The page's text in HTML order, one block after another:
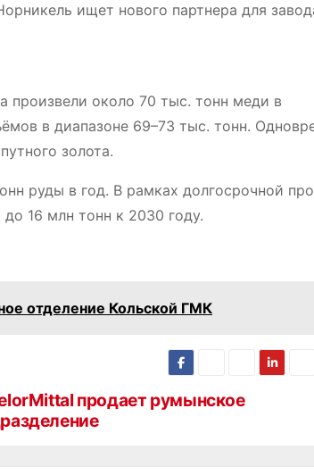
ищет нового партнера для
произвели около 70 тыс. тонн меди в
в диапазоне 69–73 тыс. тонн.
золота.
руды в год. В рамках долгосрочной
до 16 млн тонн к 2030 году.
отделение Кольской ГМК
продает румынское